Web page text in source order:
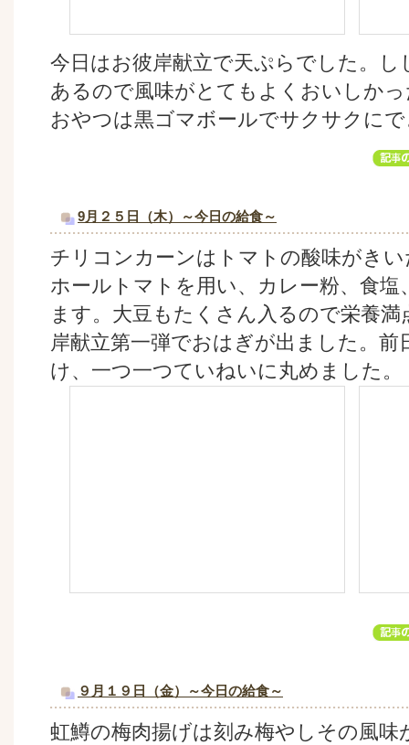
今日はお彼岸献立で天ぷらでした。
あるので風味がとてもよくおいしか
おやつは黒ゴマボールでサクサクに
9月２５日（木）～今日の給食～
チリコンカーンはトマトの酸味がき
ホールトマトを用い、カレー粉、食
ます。大豆もたくさん入るので栄養
岸献立第一弾でおはぎが出ました。
け、一つ一つていねいに丸めました。
９月１９日（金）～今日の給食～
虹鱒の梅肉揚げは刻み梅やしその風